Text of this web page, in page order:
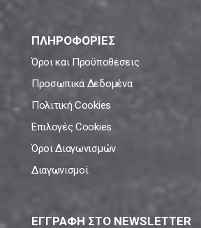
ΠΛΗΡΟΦΟΡΙΕΣ
Όροι και Προϋποθέσεις
Προσωπικά Δεδομένα
Πολιτική Cookies
Επιλογές Cookies
Όροι Διαγωνισμών
Διαγωνισμοί
ΕΓΓΡΑΦΗ ΣΤΟ NEWSLETTER